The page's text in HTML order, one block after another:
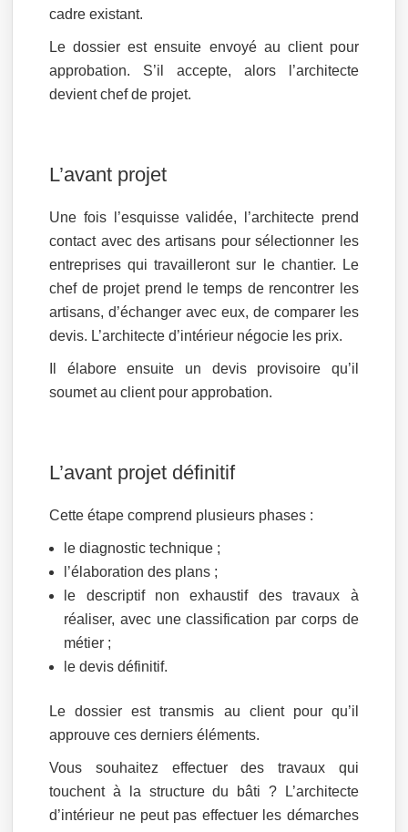
cadre existant.
Le dossier est ensuite envoyé au client pour
approbation. S’il accepte, alors l’architecte
devient chef de projet.
L’avant projet
Une fois l’esquisse validée, l’architecte prend
contact avec des artisans pour sélectionner les
entreprises qui travailleront sur le chantier. Le
chef de projet prend le temps de rencontrer les
artisans, d’échanger avec eux, de comparer les
devis. L’architecte d’intérieur négocie les prix.
Il élabore ensuite un devis provisoire qu’il
soumet au client pour approbation.
L’avant projet définitif
Cette étape comprend plusieurs phases :
le diagnostic technique ;
l’élaboration des plans ;
le descriptif non exhaustif des travaux à
réaliser, avec une classification par corps de
métier ;
le devis définitif.
Le dossier est transmis au client pour qu’il
approuve ces derniers éléments.
Vous souhaitez effectuer des travaux qui
touchent à la structure du bâti ? L’architecte
d’intérieur ne peut pas effectuer les démarches